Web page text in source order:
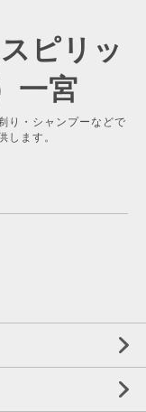
ピリッ
一宮
り・シャンプーなどで
します。